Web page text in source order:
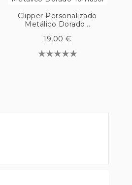
Clipper Personalizado
Metálico Dorado...
19,00 €